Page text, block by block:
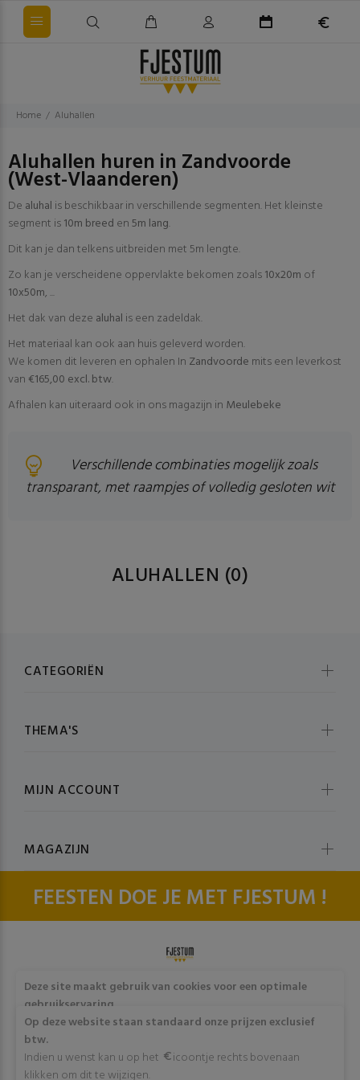
Home Aluhallen
Aluhallen huren in Zandvoorde
(West-Vlaanderen)
De aluhal is beschikbaar in verschillende segmenten. Het kleinste
segment is10m breed en5m lang.
Dit kan je dan telkens uitbreiden met 5m lengte.
Zo kan je verscheidene oppervlakte bekomen zoals10x20m of
10x50m, ...
Het dak van deze aluhal is een zadeldak.
Het materiaal kan ook aan huis geleverd worden.
We komen dit leveren en ophalen In Zandvoorde mits een leverkost
van€165,00 excl. btw.
Afhalen kan uiteraard ook in ons magazijn in Meulebeke
Verschillende combinaties mogelijk zoals
transparant, met raampjes of volledig gesloten wit
ALUHALLEN (0)
FEESTEN DOE JE MET FJESTUM !
CATEGORIËN
THEMA'S
MIJN ACCOUNT
MAGAZIJN
© fjestum 2020-2026. All Rights ReservedCookie & Privacy
Deze site maakt gebruik van cookies voor een optimale
gebruikservaring
Door op "Akkoord" te klikken of verder gebruik te maken
van deze website gaat stemt u in met het gebruik van deze
cookies. Wens je meer info omtrent deze cookies? Klik dan
op "Meer info".
Op deze website staan standaard onze prijzen exclusief
btw.
Indien u wenst kan u op het
icoontje rechts bovenaan
klikken om dit te wijzigen.